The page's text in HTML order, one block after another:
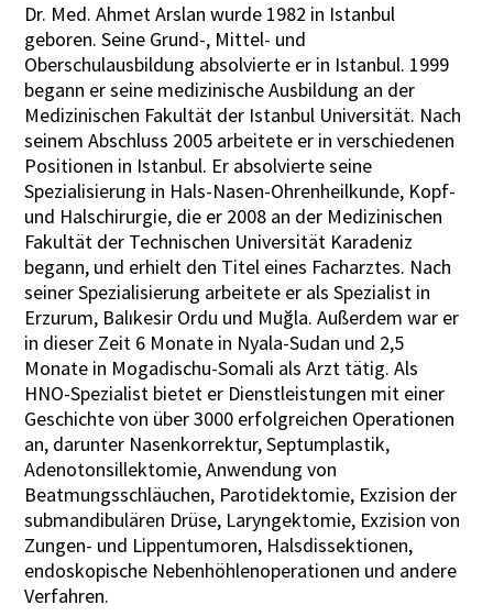
Dr. Med. Ahmet Arslan wurde 1982 in Istanbul
geboren. Seine Grund-, Mittel- und
Oberschulausbildung absolvierte er in Istanbul. 1999
begann er seine medizinische Ausbildung an der
Medizinischen Fakultät der Istanbul Universität. Nach
seinem Abschluss 2005 arbeitete er in verschiedenen
Positionen in Istanbul. Er absolvierte seine
Spezialisierung in Hals-Nasen-Ohrenheilkunde, Kopf-
und Halschirurgie, die er 2008 an der Medizinischen
Fakultät der Technischen Universität Karadeniz
begann, und erhielt den Titel eines Facharztes. Nach
seiner Spezialisierung arbeitete er als Spezialist in
Erzurum, Balıkesir Ordu und Muğla. Außerdem war er
in dieser Zeit 6 Monate in Nyala-Sudan und 2,5
Monate in Mogadischu-Somali als Arzt tätig. Als
HNO-Spezialist bietet er Dienstleistungen mit einer
Geschichte von über 3000 erfolgreichen Operationen
an, darunter Nasenkorrektur, Septumplastik,
Adenotonsillektomie, Anwendung von
Beatmungsschläuchen, Parotidektomie, Exzision der
submandibulären Drüse, Laryngektomie, Exzision von
Zungen- und Lippentumoren, Halsdissektionen,
endoskopische Nebenhöhlenoperationen und andere
Verfahren.